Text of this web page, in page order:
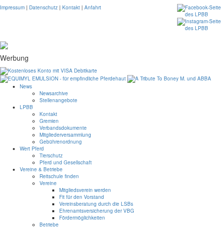
Impressum | Datenschutz | Kontakt | Anfahrt
Werbung
News
Newsarchive
Stellenangebote
LPBB
Kontakt
Gremien
Verbandsdokumente
Mitgliederversammlung
Gebührenordnung
Wert Pferd
Tierschutz
Pferd und Gesellschaft
Vereine & Betriebe
Reitschule finden
Vereine
Mitgliedsverein werden
Fit für den Vorstand
Vereinsberatung durch die LSBs
Ehrenamtsversicherung der VBG
Fördermöglichkeiten
Betriebe